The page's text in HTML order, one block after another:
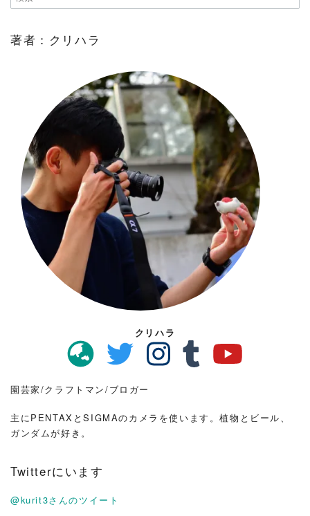
著者：クリハラ
クリハラ
園芸家/クラフトマン/ブロガー
主にPENTAXとSIGMAのカメラを使います。植物とビール、
ガンダムが好き。
Twitterにいます
@kurit3さんのツイート